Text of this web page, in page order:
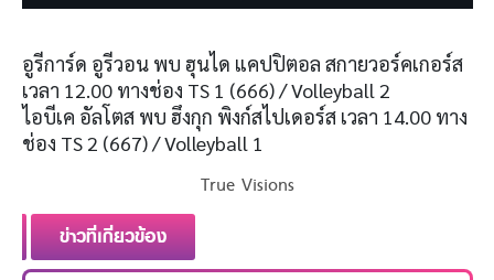
อูรีการ์ด อูรีวอน พบ ฮุนได แคปปิตอล สกายวอร์คเกอร์ส
เวลา 12.00 ทางช่อง TS 1 (666) / Volleyball 2
ไอบีเค อัลโตส พบ ฮึงกุก พิงก์สไปเดอร์ส เวลา 14.00 ทาง
ช่อง TS 2 (667) / Volleyball 1
True Visions
ข่าวที่เกี่ยวข้อง